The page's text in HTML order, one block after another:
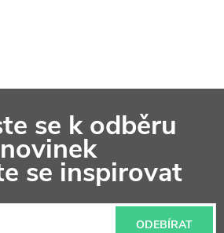
se k odběru
novinek
se inspirovat
ODEBÍRAT